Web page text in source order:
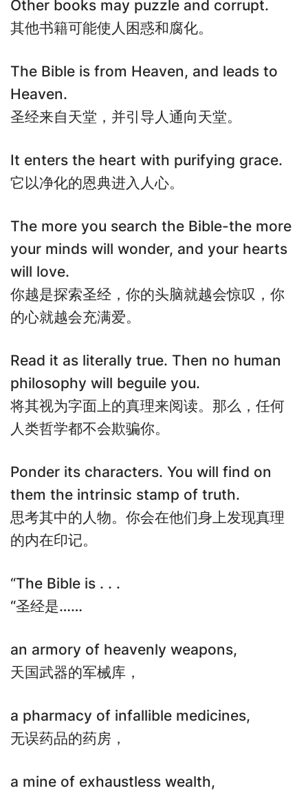
Other books may puzzle and corrupt.
其他书籍可能使人困惑和腐化。
The Bible is from Heaven, and leads to
Heaven.
圣经来自天堂，并引导人通向天堂。
It enters the heart with purifying grace.
它以净化的恩典进入人心。
The more you search the Bible-the more
your minds will wonder, and your hearts
will love.
你越是探索圣经，你的头脑就越会惊叹，你
的心就越会充满爱。
Read it as literally true. Then no human
philosophy will beguile you.
将其视为字面上的真理来阅读。那么，任何
人类哲学都不会欺骗你。
Ponder its characters. You will find on
them the intrinsic stamp of truth.
思考其中的人物。你会在他们身上发现真理
的内在印记。
“The Bible is . . .
“圣经是……
an armory of heavenly weapons,
天国武器的军械库，
a pharmacy of infallible medicines,
无误药品的药房，
a mine of exhaustless wealth,